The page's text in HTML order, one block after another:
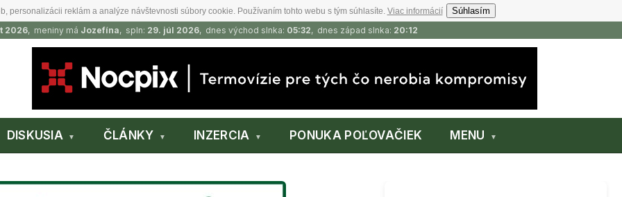
personalizácii reklám a analýze návštevnosti súbory cookie. Používaním tohto webu s tým súhlasíte. Viac informácií
Súhlasím
2026, meniny má Jozefína, spln: 29. júl 2026, dnes východ slnka: 05:32, dnes západ slnka: 20:12
DISKUSIA ČLÁNKY INZERCIA PONUKA POĽOVAČIEK MENU